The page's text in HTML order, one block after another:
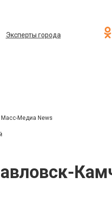
Эксперты города
Масс-Медиа News